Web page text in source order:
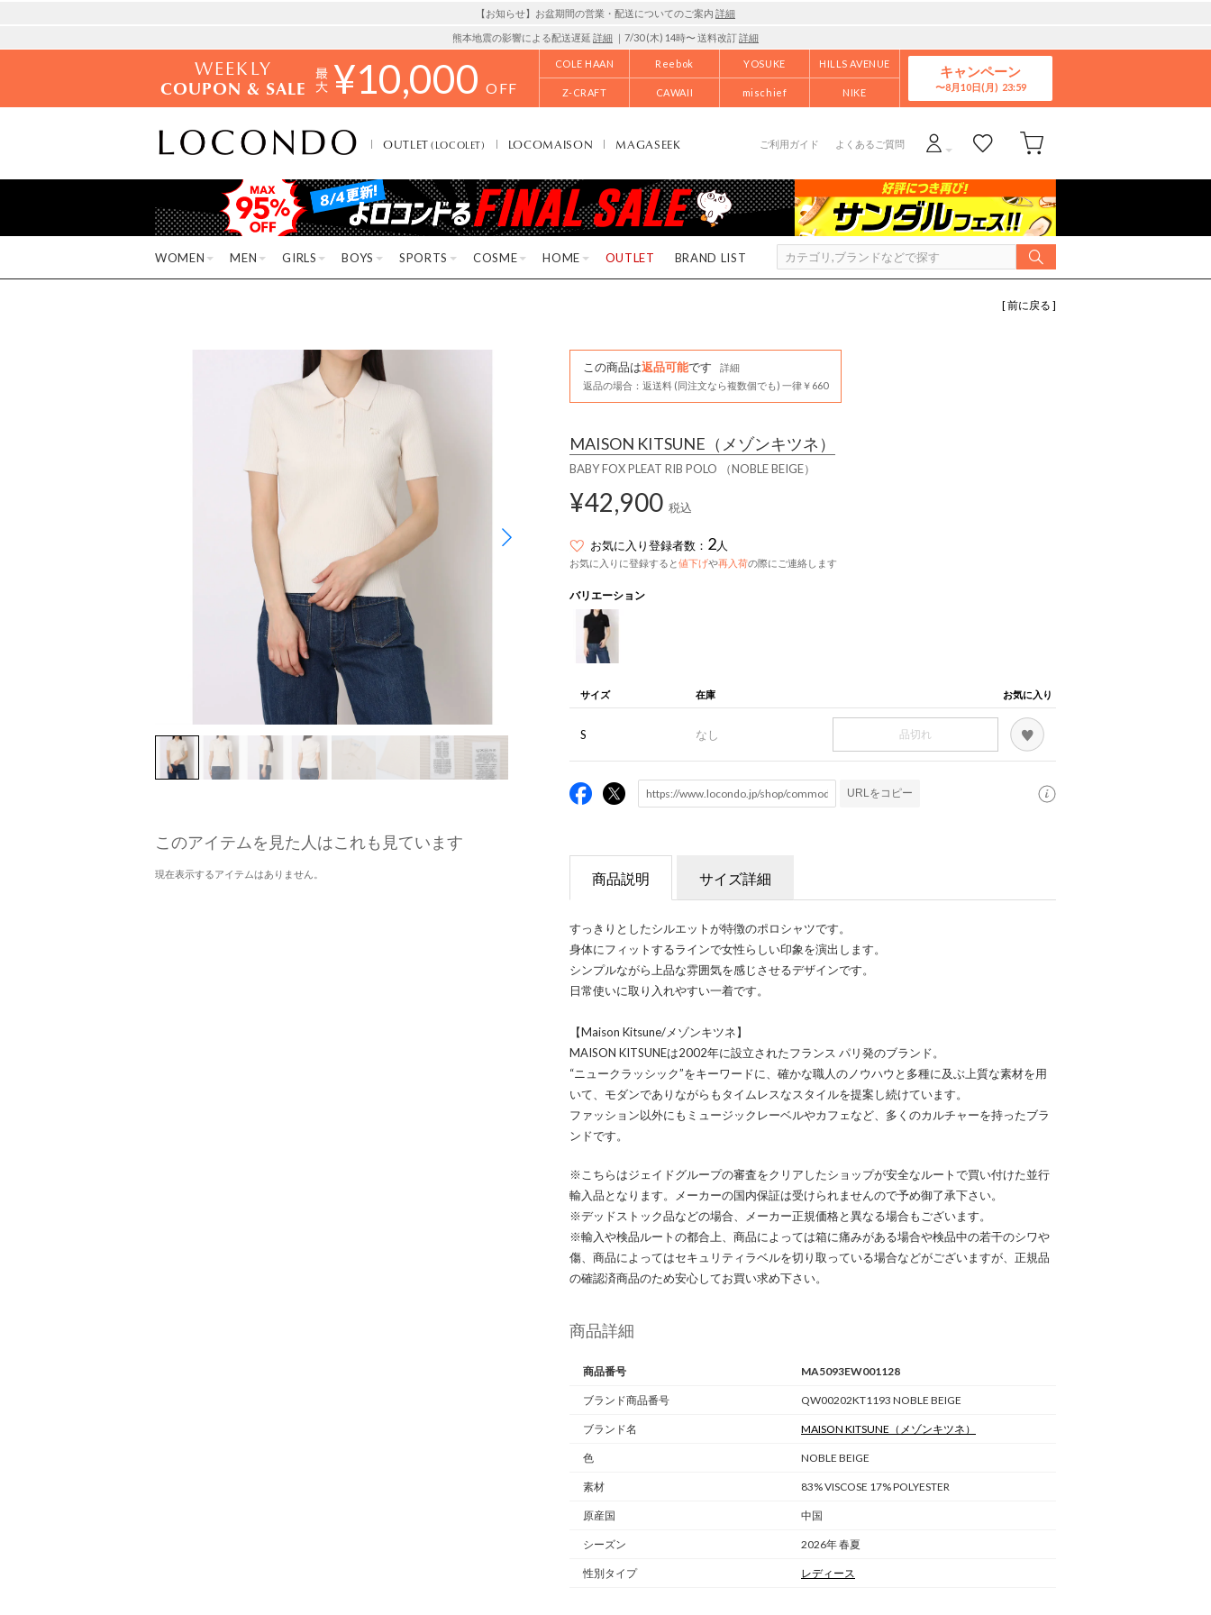
【お知らせ】お盆期間の営業・配送についてのご案内 詳細
熊本地震の影響による配送遅延 詳細 ｜7/30 (木) 14時〜 送料改訂詳細
WEEKLY
COUPON & SALE ¥10,000 OFF
COLE HAAN Reebok YOSUKE HILLS AVENUE
Z-CRAFT CAWAII mischief NIKE
キャンペーン
8月10日(月)
OUTLET(LOCOLET) LOCOMAISON MAGASEEK ご利用ガイド よくあるご質問
WOMEN MEN GIRLS BOYS SPORTS COSME HOME OUTLET BRAND LIST
[ 前に戻る ]
このアイテムを見た人はこれも見ています
現在表示するアイテムはありません。
この商品は返品可能です
詳細
返品の場合：返送料 (同注文なら複数個でも) 一律￥660
MAISON KITSUNE （メゾンキツネ）
BABY FOX PLEAT RIB POLO （NOBLE BEIGE）
¥42,900 税込
お気に入り登録者数： 2人
お気に入りに登録すると値下げや再入荷の際にご連絡します
バリエーション
サイズ 在庫 お気に入り
S なし 品切れ
URLをコピー
商品説明 サイズ詳細
すっきりとしたシルエットが特徴のポロシャツです。
身体にフィットするラインで女性らしい印象を演出します。
シンプルながら上品な雰囲気を感じさせるデザインです。
日常使いに取り入れやすい一着です。
【Maison Kitsune/メゾンキツネ】
MAISON KITSUNEは2002年に設立されたフランス パリ発のブランド。
“ニュークラッシック”をキーワードに、確かな職人のノウハウと多種に及ぶ上質な素材を用
いて、モダンでありながらもタイムレスなスタイルを提案し続けています。
ファッション以外にもミュージックレーベルやカフェなど、多くのカルチャーを持ったブラ
ンドです。
※こちらはジェイドグループの審査をクリアしたショップが安全なルートで買い付けた並行
輸入品となります。メーカーの国内保証は受けられませんので予め御了承下さい。
※デッドストック品などの場合、メーカー正規価格と異なる場合もございます。
※輸入や検品ルートの都合上、商品によっては箱に痛みがある場合や検品中の若干のシワや
傷、商品によってはセキュリティラベルを切り取っている場合などがございますが、正規品
の確認済商品のため安心してお買い求め下さい。
商品詳細
商品番号 MA5093EW001128
ブランド商品番号 QW00202KT1193 NOBLE BEIGE
ブランド名 MAISON KITSUNE （メゾンキツネ）
色 NOBLE BEIGE
素材 83% VISCOSE 17% POLYESTER
原産国 中国
シーズン 2026年 春夏
性別タイプ レディース